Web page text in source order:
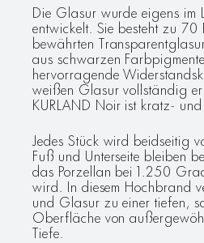
Die Glasur wurde eigens im
entwickelt. Sie besteht zu 70
bewährten
aus schwarzen
hervorragende
weißen Glasur vollständig
KURLAND Noir ist kratz-
Jedes Stück wird beidseitig
Fuß und Unterseite bleiben
das Porzellan bei 1.250
wird. In diesem Hochbrand
und Glasur zu einer tiefen,
Oberfläche von
Tiefe.